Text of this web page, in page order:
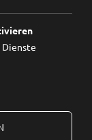
Dienste